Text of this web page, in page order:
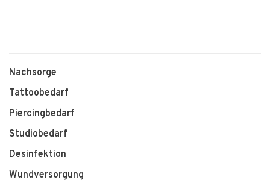
Nachsorge
Tattoobedarf
Piercingbedarf
Studiobedarf
Desinfektion
Wundversorgung